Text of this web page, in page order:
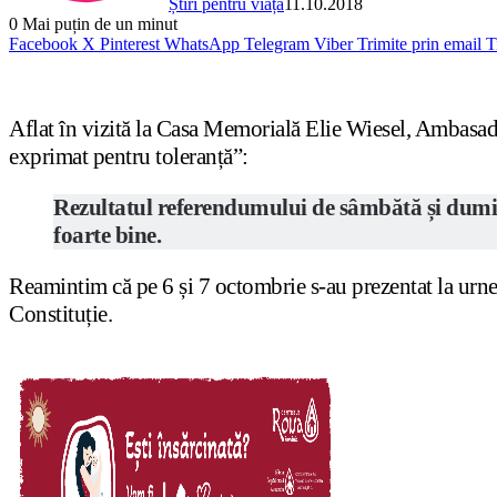
Știri pentru viață 11.10.2018
0 Mai puțin de un minut
Facebook X Pinterest WhatsApp Telegram Viber Trimite prin email
Aflat în vizită la Casa Memorială Elie Wiesel,
exprimat pentru toleranță”:
Rezultatul referendumului de sâmbătă și
foarte bine.
Reamintim că pe 6 și 7 octombrie s-au prezentat la
Constituție.